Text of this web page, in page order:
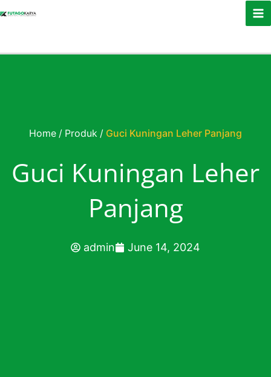
Home / Produk / Guci Kuningan Leher Panjang
Guci Kuningan Leher
Panjang
admin June 14, 2024